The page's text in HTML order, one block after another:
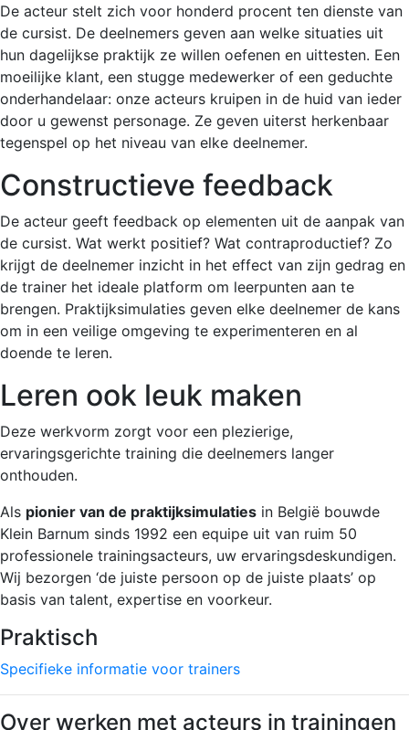
De acteur stelt zich voor honderd procent ten dienste van
de cursist. De deelnemers geven aan welke situaties uit
hun dagelijkse praktijk ze willen oefenen en uittesten. Een
moeilijke klant, een stugge medewerker of een geduchte
onderhandelaar: onze acteurs kruipen in de huid van ieder
door u gewenst personage. Ze geven uiterst herkenbaar
tegenspel op het niveau van elke deelnemer.
Constructieve feedback
De acteur geeft feedback op elementen uit de aanpak van
de cursist. Wat werkt positief? Wat contraproductief? Zo
krijgt de deelnemer inzicht in het effect van zijn gedrag en
de trainer het ideale platform om leerpunten aan te
brengen. Praktijksimulaties geven elke deelnemer de kans
om in een veilige omgeving te experimenteren en al
doende te leren.
Leren ook leuk maken
Deze werkvorm zorgt voor een plezierige,
ervaringsgerichte training die deelnemers langer
onthouden.
Als pionier van de praktijksimulaties in België bouwde
Klein Barnum sinds 1992 een equipe uit van ruim 50
professionele trainingsacteurs, uw ervaringsdeskundigen.
Wij bezorgen ‘de juiste persoon op de juiste plaats’ op
basis van talent, expertise en voorkeur.
Praktisch
Specifieke informatie voor trainers
Over werken met acteurs in trainingen